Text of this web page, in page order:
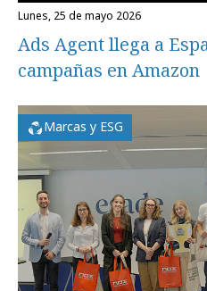
lunes, 25 de mayo 2026
Ads Agent llega a
campañas en Amazon
Marcas y ESG